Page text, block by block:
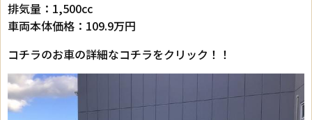
排気量：1,500cc
車両本体価格：109.9万円
コチラのお車の詳細なコチラをクリック！！